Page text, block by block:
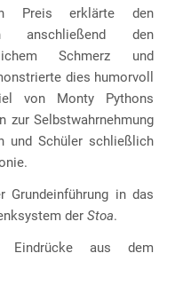
Preis erklärte den
anschließend den
Schmerz und
dies humorvoll
von Monty Pythons
zur Selbstwahrnehmung
und Schüler schließlich
Grundeinführung in das
der Stoa.
Eindrücke aus dem